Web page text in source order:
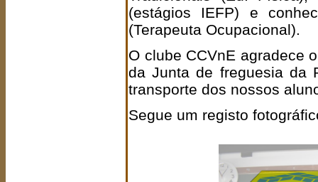
(estágios IEFP) e
(Terapeuta Ocupacional).
O clube CCVnE agradece
da Junta de freguesia da
transporte dos nossos
Segue um registo